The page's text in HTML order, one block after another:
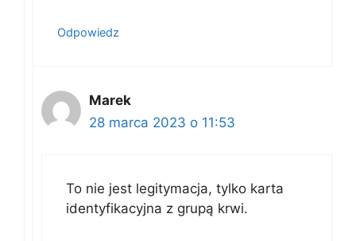
Odpowiedz
Marek
28 marca 2023 o 11:53
To nie jest legitymacja, tylko karta
identyfikacyjna z grupą krwi.